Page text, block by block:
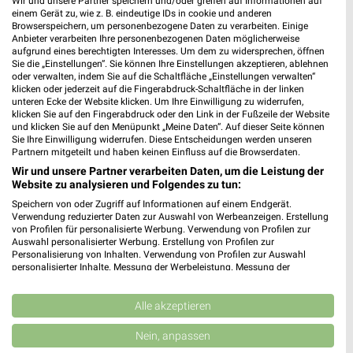
24,6 km
Dieter Knoll
Gültig bis Fr. 14.08.
24,6 km
Gültig bis Fr. 21.08.
XXXLutz JYSK
einem Gerät zu, wie z. B. eindeutige IDs in cookie und anderen
Browserspeichern, um personenbezogene Daten zu verarbeiten. Einige
Anbieter verarbeiten Ihre personenbezogenen Daten möglicherweise
aufgrund eines berechtigten Interesses. Um dem zu widersprechen, öffnen
Sie die „Einstellungen“. Sie können Ihre Einstellungen akzeptieren, ablehnen
oder verwalten, indem Sie auf die Schaltfläche „Einstellungen verwalten“
klicken oder jederzeit auf die Fingerabdruck-Schaltfläche in der linken
unteren Ecke der Website klicken. Um Ihre Einwilligung zu widerrufen,
klicken Sie auf den Fingerabdruck oder den Link in der Fußzeile der Website
und klicken Sie auf den Menüpunkt „Meine Daten“. Auf dieser Seite können
Sie Ihre Einwilligung widerrufen. Diese Entscheidungen werden unseren
Partnern mitgeteilt und haben keinen Einfluss auf die Browserdaten.
Wir und unsere Partner verarbeiten Daten, um die Leistung der
Website zu analysieren und Folgendes zu tun:
Speichern von oder Zugriff auf Informationen auf einem Endgerät.
Verwendung reduzierter Daten zur Auswahl von Werbeanzeigen. Erstellung
von Profilen für personalisierte Werbung. Verwendung von Profilen zur
Auswahl personalisierter Werbung. Erstellung von Profilen zur
Personalisierung von Inhalten. Verwendung von Profilen zur Auswahl
personalisierter Inhalte. Messung der Werbeleistung. Messung der
Kombinationen von Daten aus verschiedenen Quellen. Entwicklung und
Verbesserung der Angebote. Verwendung reduzierter Daten zur Auswahl
von Inhalten.
Daten können außerhalb der Europäischen Union weitergegeben und in die
Alle akzeptieren
Nein, anpassen